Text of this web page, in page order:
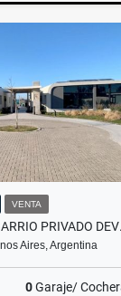
VENTA
VENTA /
Aires, Argentina
0Garaje/